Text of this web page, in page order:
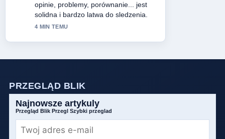
opinie, problemy, porównanie... jest
solidna i bardzo latwa do sledzenia.
4 MIN TEMU
PRZEGLĄD BLIK
Najnowsze artykuly
Przegląd Blik Przegl Szybki przeglad